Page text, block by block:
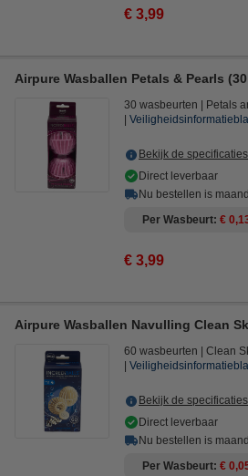
€ 3,99
Airpure Wasballen Petals & Pearls
30 wasbeurten Petals
Bekijk de
Direct leverbaar
Nu bestellen is
Per Wasbeurt €
€ 3,99
Airpure Wasballen Navulling Clean
60 wasbeurten Clean
Bekijk de
Direct leverbaar
Nu bestellen is
Per Wasbeurt €